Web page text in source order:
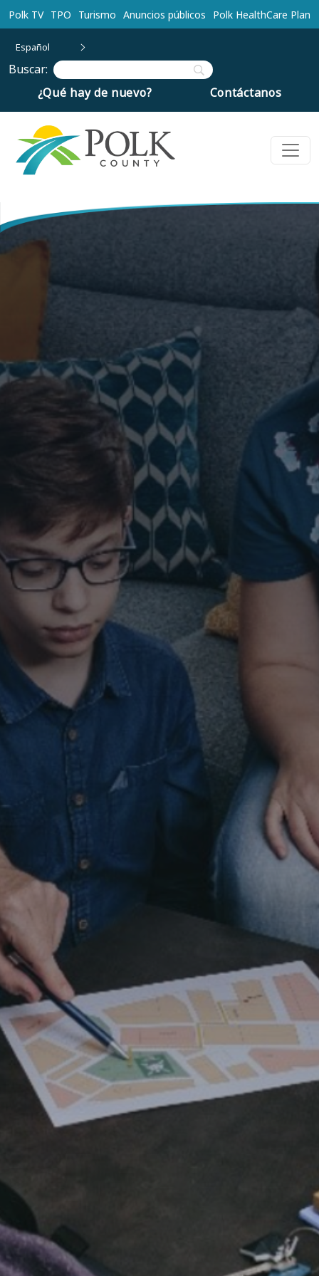
Ir al contenido principal
Polk TV TPO Turismo Anuncios públicos Polk HealthCare Plan
Español
Buscar:
¿Qué hay de nuevo?
Contáctanos